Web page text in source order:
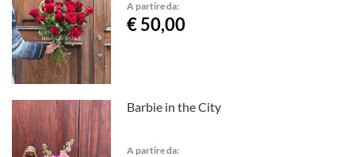
A partire da:
€ 50,00
Barbie in the City
A partire da: